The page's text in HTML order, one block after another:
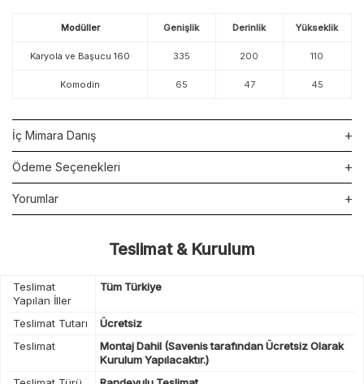
Modüller Genişlik Derinlik Yükseklik
Karyola ve Başucu 160 335 200 110
Komodin 65 47 45
İç Mimara Danış
Ödeme Seçenekleri
Yorumlar
Teslimat & Kurulum
Teslimat
Yapılan İller
Tüm Türkiye
Teslimat Tutarı
Ücretsiz
Teslimat
Montaj Dahil (Savenis tarafından Ücretsiz Olarak
Kurulum Yapılacaktır.)